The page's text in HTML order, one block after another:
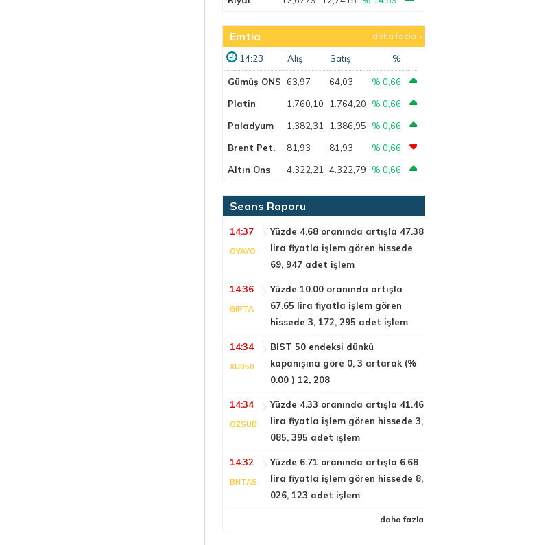
Emtia daha fazla
14:23 Alış Satış %
Gümüş ONS 63,97 64,03
% 0,66
Platin
1.760,10 1.764,20
% 0,66
Paladyum
1.382,31 1.386,95
% 0,66
Brent Pet.
81,93 81,93
% 0,66
Altın Ons
4.322,21 4.322,79 % 0,66
Seans Raporu
14:37
OYAYO
Yüzde 4.68 oranında artışla 47.38
lira fiyatla işlem gören hissede
69, 947 adet işlem
14:36
GIPTA
Yüzde 10.00 oranında artışla
67.65 lira fiyatla işlem gören
hissede 3, 172, 295 adet işlem
14:34
XU050
BIST 50 endeksi dünkü
kapanışına göre 0, 3 artarak (%
0.00 ) 12, 208
14:34
OZSUB
Yüzde 4.33 oranında artışla 41.46
lira fiyatla işlem gören hissede 3,
085, 395 adet işlem
14:32
BNTAS
Yüzde 6.71 oranında artışla 6.68
lira fiyatla işlem gören hissede 8,
026, 123 adet işlem
daha fazla